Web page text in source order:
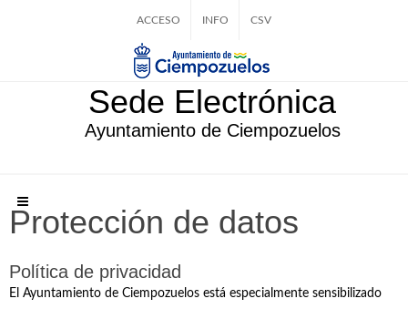
ACCESO INFO CSV
Sede Electrónica
Ayuntamiento de Ciempozuelos
Protección de datos
Política de privacidad
El Ayuntamiento de Ciempozuelos está especialmente sensibilizado